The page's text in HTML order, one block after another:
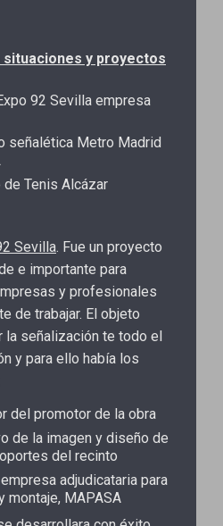
situaciones y proyectos
92 Sevilla empresa
señalética Metro Madrid
Tenis Alcázar
Sevilla. Fue un proyecto
e importante para
y profesionales
de trabajar. El objeto
la señalización te todo el
y para ello había los
del promotor de la obra
de la imagen y diseño de
del recinto
adjudicataria para
montaje, MAPASA